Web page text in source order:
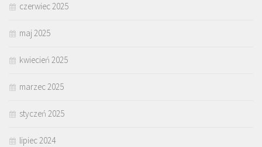
czerwiec 2025
maj 2025
kwiecień 2025
marzec 2025
styczeń 2025
lipiec 2024